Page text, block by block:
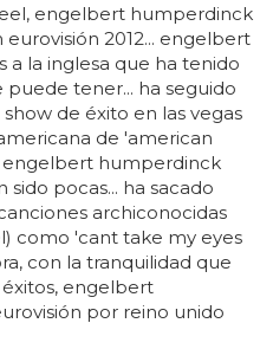
engelbert humperdinck
2012... engelbert
a la inglesa que ha tenido
tener... ha seguido
de éxito en las vegas
de 'american
engelbert humperdinck
sido pocas... ha sacado
archiconocidas
como 'cant take my eyes
con la tranquilidad que
engelbert
por reino unido